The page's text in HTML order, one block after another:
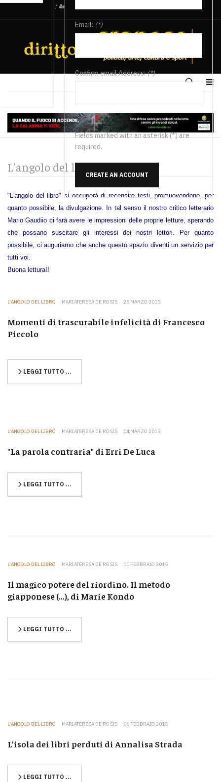
/
Email: (*)
Confirm email Address:(*)
Fields marked with an asterisk (*) are
required.
CREATE AN ACCOUNT
L'angolo del libro
"L'angolo del libro" si occuperà di recensire testi, promuovendone, per
quanto possibile, la divulgazione. In tal senso il nostro critico letterario
Mario Gaudiio ci farà avere le impressioni delle proprie letture, sperando
che possano suscitare gli interessi dei nostri lettori. Per quanto
possibile, ci auguriamo che anche questo spazio diventi un servizio per
tutti voi.
Buona lettura!!
L'ANGOLO DEL LIBRO MARIATERESA DE ROSIS 25 MARZO 2015
Momenti di trascurabile infelicità di Francesco
Piccolo
LEGGI TUTTO …
L'ANGOLO DEL LIBRO MARIATERESA DE ROSIS 04 MARZO 2015
"La parola contraria" di Erri De Luca
LEGGI TUTTO …
L'ANGOLO DEL LIBRO MARIATERESA DE ROSIS 11 FEBBRAIO 2015
Il magico potere del riordino. Il metodo
giapponese (...), di Marie Kondo
LEGGI TUTTO …
L'ANGOLO DEL LIBRO MARIATERESA DE ROSIS 06 FEBBRAIO 2015
L’isola dei libri perduti di Annalisa Strada
LEGGI TUTTO …